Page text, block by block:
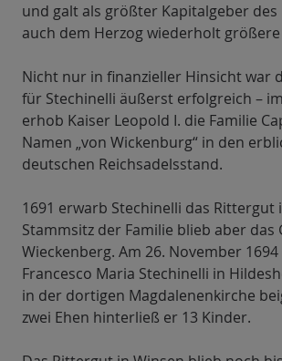
und galt als größter Kapitalgeber des
auch dem Herzog wiederholt
Nicht nur in finanzieller Hinsicht war
für Stechinelli äußerst erfolgreich –
erhob Kaiser Leopold I. die Familie
Namen „von Wickenburg“ in den
deutschen Reichsadelsstand.
1691 erwarb Stechinelli das Rittergut
Stammsitz der Familie blieb aber das
Wieckenberg. Am 26. November
Francesco Maria Stechinelli in
in der dortigen Magdalenenkirche
zwei Ehen hinterließ er 13 Kinder.